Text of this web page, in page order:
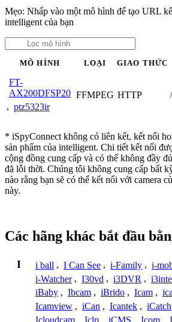
Mẹo: Nhấp vào một mô hình để tạo URL
intelligent của bạn
MÔ HÌNH LOẠI GIAO THỨC
FT-
AX200DFSP20
, ptz5323ir
FFMPEG HTTP
* iSpyConnect không có liên kết, kết nối
sản phẩm của intelligent. Chi tiết kết nối
cộng đồng cung cấp và có thể không đầy
đã lỗi thời. Chúng tôi không cung cấp bất
nào rằng bạn sẽ có thể kết nối với camera
này.
Các hãng khác bắt đầu
I i ball , I Can See , i-Family , i-
i-Watcher , I30vd , i3DVR ,
iBaby , Ibcam , iBrido , Icam ,
Icamview , iCan , Icantek , iCatch
Icloudcam
Iclp iCMS Icom